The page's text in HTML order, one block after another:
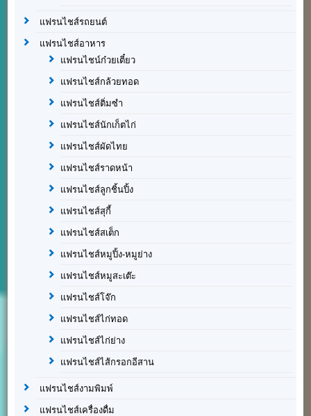
แฟรนไชส์รถยนต์
แฟรนไชส์อาหาร
แฟรนไชน์ก๋วยเตี๋ยว
แฟรนไชส์กล้วยทอด
แฟรนไชส์ติ่มซำ
แฟรนไชส์นักเก็ตไก่
แฟรนไชส์ผัดไทย
แฟรนไชส์ราดหน้า
แฟรนไชส์ลูกชิ้นปิ้ง
แฟรนไชส์สุกี้
แฟรนไชส์สเต็ก
แฟรนไชส์หมูปิ้ง-หมูย่าง
แฟรนไชส์หมูสะเต๊ะ
แฟรนไชส์โจ๊ก
แฟรนไชส์ไก่ทอด
แฟรนไชส์ไก่ย่าง
แฟรนไชส์ไส้กรอกอีสาน
แฟรนไชส์งามพิมพ์
แฟรนไชส์เครื่องดื่ม